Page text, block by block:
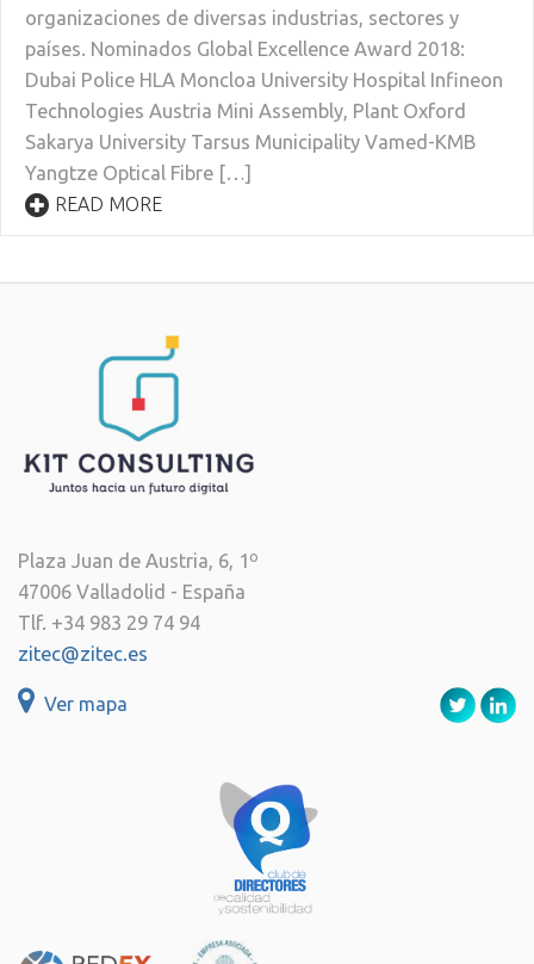
organizaciones de diversas industrias, sectores y
países. Nominados Global Excellence Award 2018:
Dubai Police HLA Moncloa University Hospital Infineon
Technologies Austria Mini Assembly, Plant Oxford
Sakarya University Tarsus Municipality Vamed-KMB
Yangtze Optical Fibre […]
READ MORE
Plaza Juan de Austria, 6, 1º
47006 Valladolid - España
Tlf. +34 983 29 74 94
zitec@zitec.es
Ver mapa